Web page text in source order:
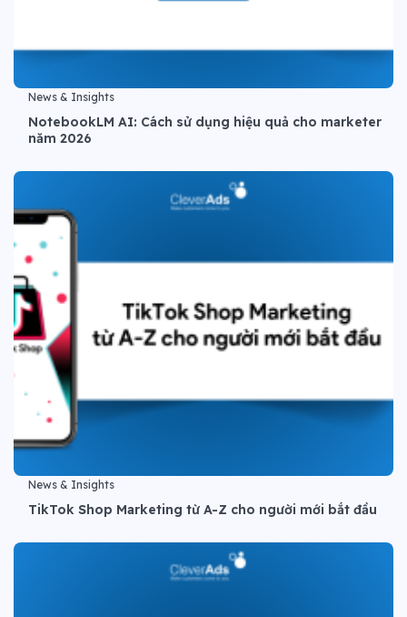
News & Insights
NotebookLM AI: Cách sử dụng hiệu quả cho marketer
năm 2026
News & Insights
TikTok Shop Marketing từ A-Z cho người mới bắt đầu